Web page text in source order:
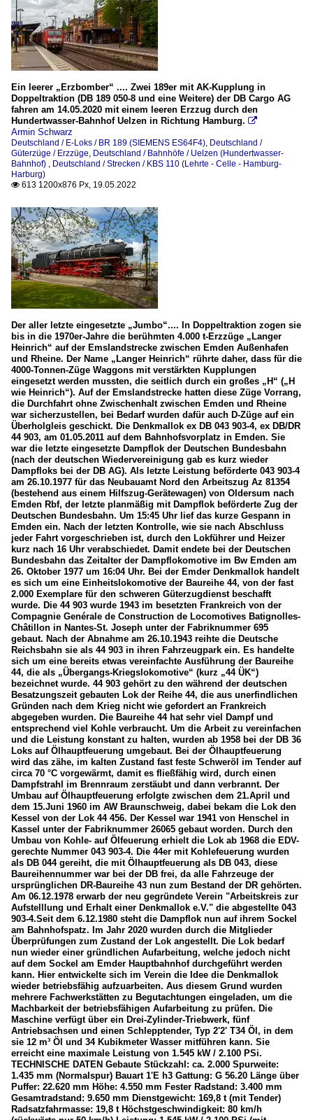
Ein leerer „Erzbomber“ .... Zwei 189er mit AK-Kupplung in
Doppeltraktion (DB 189 050-8 und eine Weitere) der DB Cargo AG
fahren am 14.05.2020 mit einem leeren Erzzug durch den
Hundertwasser-Bahnhof Uelzen in Richtung Hamburg. 
Armin Schwarz
Deutschland / E-Loks / BR 189 (SIEMENS ES64F4), Deutschland /
Güterzüge / Erzzüge, Deutschland / Bahnhöfe / Uelzen (Hundertwasser-
Bahnhof) , Deutschland / Strecken / KBS 110 (Lehrte - Celle - Hamburg-
Harburg)
 613 1200x876 Px, 19.05.2022
Der aller letzte eingesetzte „Jumbo“.... In Doppeltraktion zogen sie
bis in die 1970er-Jahre die berühmten 4.000 t-Erzzüge „Langer
Heinrich“ auf der Emslandstrecke zwischen Emden Außenhafen
und Rheine. Der Name „Langer Heinrich“ rührte daher, dass für die
4000-Tonnen-Züge Waggons mit verstärkten Kupplungen
eingesetzt werden mussten, die seitlich durch ein großes „H“ („H
wie Heinrich“). Auf der Emslandstrecke hatten diese Züge Vorrang,
die Durchfahrt ohne Zwischenhalt zwischen Emden und Rheine
war sicherzustellen, bei Bedarf wurden dafür auch D-Züge auf ein
Überholgleis geschickt. Die Denkmallok ex DB 043 903-4, ex DB/DR
44 903, am 01.05.2011 auf dem Bahnhofsvorplatz in Emden. Sie
war die letzte eingesetzte Dampflok der Deutschen Bundesbahn
(nach der deutschen Wiedervereinigung gab es kurz wieder
Dampfloks bei der DB AG). Als letzte Leistung beförderte 043 903-4
am 26.10.1977 für das Neubauamt Nord den Arbeitszug Az 81354
(bestehend aus einem Hilfszug-Gerätewagen) von Oldersum nach
Emden Rbf, der letzte planmäßig mit Dampflok beförderte Zug der
Deutschen Bundesbahn. Um 15:45 Uhr lief das kurze Gespann in
Emden ein. Nach der letzten Kontrolle, wie sie nach Abschluss
jeder Fahrt vorgeschrieben ist, durch den Lokführer und Heizer
kurz nach 16 Uhr verabschiedet. Damit endete bei der Deutschen
Bundesbahn das Zeitalter der Dampflokomotive im Bw Emden am
26. Oktober 1977 um 16:04 Uhr. Bei der Emder Denkmallok handelt
es sich um eine Einheitslokomotive der Baureihe 44, von der fast
2.000 Exemplare für den schweren Güterzugdienst beschafft
wurde. Die 44 903 wurde 1943 im besetzten Frankreich von der
Compagnie Genérale de Construction de Locomotives Batignolles-
Châtillon in Nantes-St. Joseph unter der Fabriknummer 695
gebaut. Nach der Abnahme am 26.10.1943 reihte die Deutsche
Reichsbahn sie als 44 903 in ihren Fahrzeugpark ein. Es handelte
sich um eine bereits etwas vereinfachte Ausführung der Baureihe
44, die als „Übergangs-Kriegslokomotive“ (kurz „44 ÜK“)
bezeichnet wurde. 44 903 gehört zu den während der deutschen
Besatzungszeit gebauten Lok der Reihe 44, die aus unerfindlichen
Gründen nach dem Krieg nicht wie gefordert an Frankreich
abgegeben wurden. Die Baureihe 44 hat sehr viel Dampf und
entsprechend viel Kohle verbraucht. Um die Arbeit zu vereinfachen
und die Leistung konstant zu halten, wurden ab 1958 bei der DB 36
Loks auf Ölhauptfeuerung umgebaut. Bei der Ölhauptfeuerung
wird das zähe, im kalten Zustand fast feste Schweröl im Tender auf
circa 70 °C vorgewärmt, damit es fließfähig wird, durch einen
Dampfstrahl im Brennraum zerstäubt und dann verbrannt. Der
Umbau auf Ölhauptfeuerung erfolgte zwischen dem 21.April und
dem 15.Juni 1960 im AW Braunschweig, dabei bekam die Lok den
Kessel von der Lok 44 456. Der Kessel war 1941 von Henschel in
Kassel unter der Fabriknummer 26065 gebaut worden. Durch den
Umbau von Kohle- auf Ölfeuerung erhielt die Lok ab 1968 die EDV-
gerechte Nummer 043 903-4. Die 44er mit Kohlefeuerung wurden
als DB 044 gereiht, die mit Ölhauptfeuerung als DB 043, diese
Baureihennummer war bei der DB frei, da alle Fahrzeuge der
ursprünglichen DR-Baureihe 43 nun zum Bestand der DR gehörten.
Am 06.12.1978 erwarb der neu gegründete Verein "Arbeitskreis zur
Aufstelllung und Erhalt einer Denkmallok e.V." die abgestellte 043
903-4.Seit dem 6.12.1980 steht die Dampflok nun auf ihrem Sockel
am Bahnhofspatz. Im Jahr 2020 wurden durch die Mitglieder
Überprüfungen zum Zustand der Lok angestellt. Die Lok bedarf
nun wieder einer gründlichen Aufarbeitung, welche jedoch nicht
auf dem Sockel am Emder Hauptbahnhof durchgeführt werden
kann. Hier entwickelte sich im Verein die Idee die Denkmallok
wieder betriebsfähig aufzuarbeiten. Aus diesem Grund wurden
mehrere Fachwerkstätten zu Begutachtungen eingeladen, um die
Machbarkeit der betriebsfähigen Aufarbeitung zu prüfen. Die
Maschine verfügt über ein Drei-Zylinder-Triebwerk, fünf
Antriebsachsen und einen Schlepptender, Typ 2'2' T34 Öl, in dem
sie 12 m³ Öl und 34 Kubikmeter Wasser mitführen kann. Sie
erreicht eine maximale Leistung von 1.545 kW / 2.100 PSi.
TECHNISCHE DATEN Gebaute Stückzahl: ca. 2.000 Spurweite:
1.435 mm (Normalspur) Bauart 1'E h3 Gattung: G 56.20 Länge über
Puffer: 22.620 mm Höhe: 4.550 mm Fester Radstand: 3.400 mm
Gesamtradstand: 9.650 mm Dienstgewicht: 169,8 t (mit Tender)
Radsatzfahrmasse: 19,8 t Höchstgeschwindigkeit: 80 km/h